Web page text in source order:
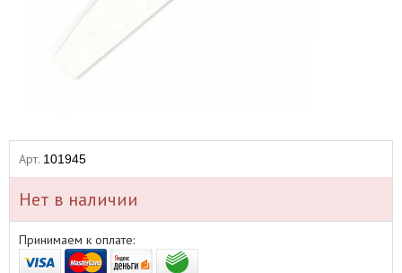
Арт. 101945
Нет в наличии
Принимаем к оплате: